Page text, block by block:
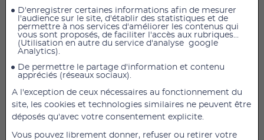
AJOUTER AU PANIER
Bambo Nature Culottes d'Apprentissage -Taille 6
Description :
- Pants -Bambo Nature Culottes d'Apprentissage Taille
6
D'enregistrer certaines informations afin de mesurer
l'audience sur le site, d'établir des statistiques et de
permettre à nos services d'améliorer les contenus qui
vous sont proposés, de faciliter l'accès aux rubriques...
(Utilisation en autre du service d'analyse google
Analytics).
De permettre le partage d'information et contenu
appréciés (réseaux sociaux).
A l'exception de ceux nécessaires au fonctionnement du
site, les cookies et technologies similaires ne peuvent être
déposés qu'avec votre consentement explicite.
Vous pouvez librement donner, refuser ou retirer votre